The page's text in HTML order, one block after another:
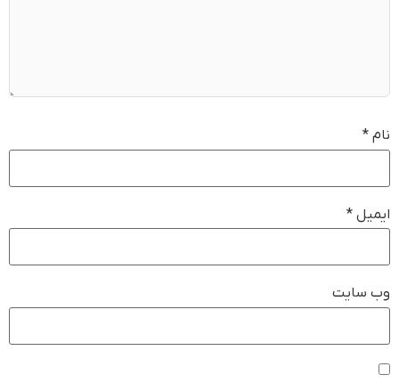
نام *
ایمیل *
وب‌ سایت